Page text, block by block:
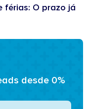
férias: O prazo já
desde 0%